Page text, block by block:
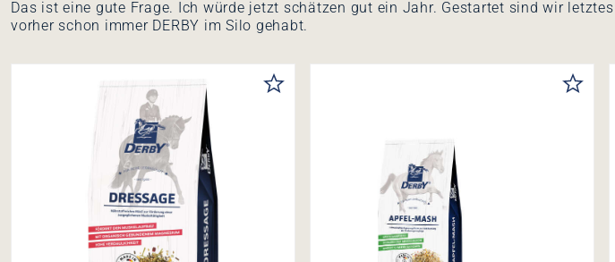
Das ist eine gute Frage. Ich würde jetzt schätzen gut ein Jahr. Gestartet sind wir
vorher schon immer DERBY im Silo gehabt.